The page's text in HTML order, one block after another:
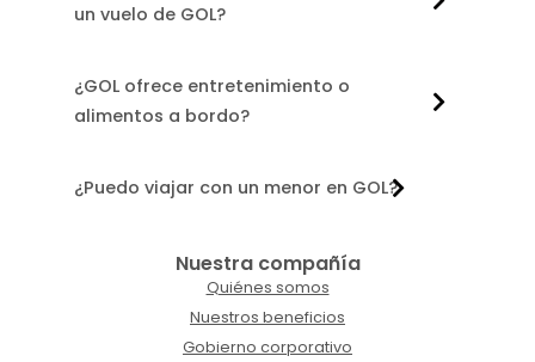
un vuelo de GOL?
¿GOL ofrece entretenimiento o
alimentos a bordo?
¿Puedo viajar con un menor en GOL?
Nuestra compañía
Quiénes somos
Nuestros beneficios
Gobierno corporativo